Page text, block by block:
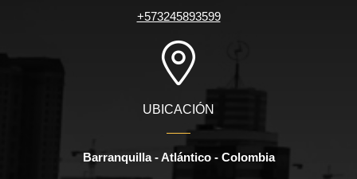
+573245893599
UBICACIÓN
Barranquilla - Atlántico - Colombia